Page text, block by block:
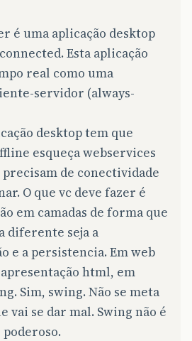
é uma aplicação desktop
Esta aplicação
real como uma
servidor (always-
desktop tem que
esqueça webservices
de conectividade
O que vc deve fazer é
em camadas de forma que
diferente seja a
e a persistencia. Em web
html, em
Sim, swing. Não se meta
vai se dar mal. Swing não é